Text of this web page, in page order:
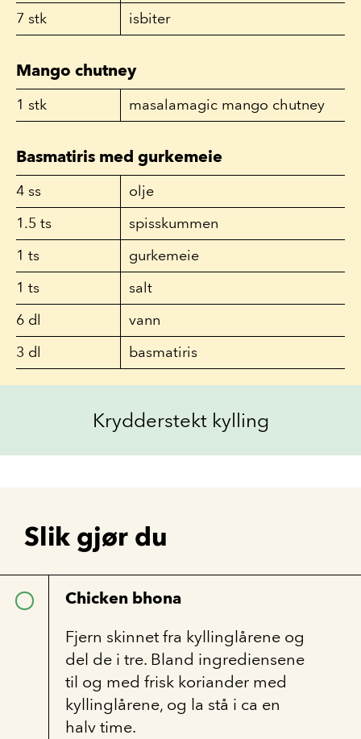
7 stk isbiter
Mango chutney
1 stk masalamagic mango chutney
Basmatiris med gurkemeie
4 ss
olje
1.5 ts
spisskummen
1 ts
gurkemeie
1 ts
salt
6 dl
vann
3 dl basmatiris
Krydderstekt kylling
Slik gjør du
Chicken bhona
Fjern skinnet fra kyllinglårene og
del de i tre. Bland ingrediensene
til og med frisk koriander med
kyllinglårene, og la stå i ca en
halv time.